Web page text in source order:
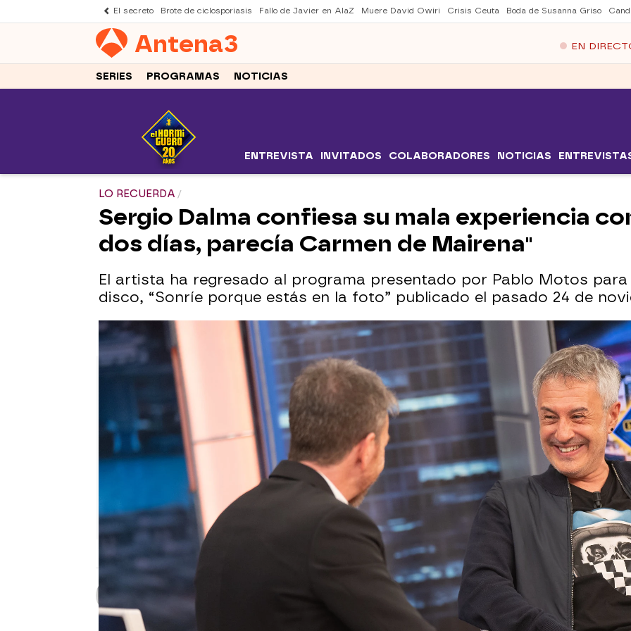
El secreto Brote de ciclosporiasis Fallo de Javier en AlaZ Muere David Owiri Crisis Ceuta Boda de Susanna Griso
Antena3 EN
SERIES PROGRAMAS NOTICIAS
ENTREVISTA INVITADOS COLABORADORES NOTICIAS
LO RECUERDA
Sergio Dalma confiesa su mala experiencia
dos días, parecía Carmen de Mairena"
El artista ha regresado al programa presentado por Pablo Motos
disco, “Sonríe porque estás en la foto” publicado el pasado 24 de
Disfruta de la entrevista completa a Sergio Dalma en El Hormiguero
Patri Bea
Publicado:
WhatsappFacebook